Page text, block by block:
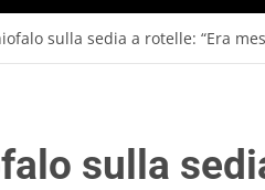
sulla sedia a rotelle: “Era
sulla